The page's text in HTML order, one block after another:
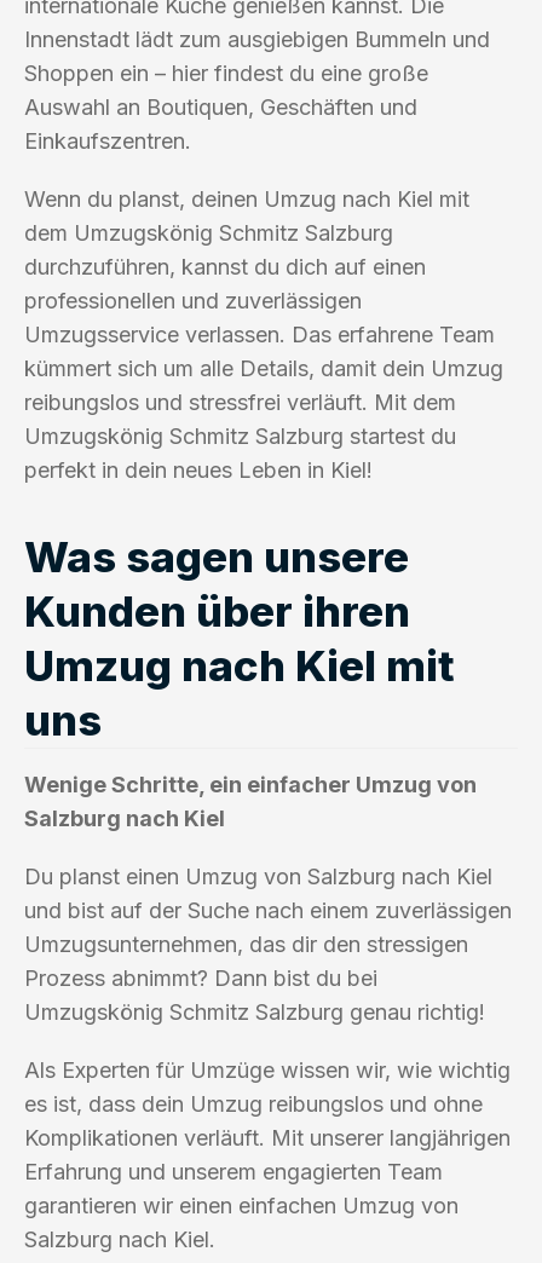
internationale Küche genießen kannst. Die
Innenstadt lädt zum ausgiebigen Bummeln und
Shoppen ein – hier findest du eine große
Auswahl an Boutiquen, Geschäften und
Einkaufszentren.
Wenn du planst, deinen Umzug nach Kiel mit
dem Umzugskönig Schmitz Salzburg
durchzuführen, kannst du dich auf einen
professionellen und zuverlässigen
Umzugsservice verlassen. Das erfahrene Team
kümmert sich um alle Details, damit dein Umzug
reibungslos und stressfrei verläuft. Mit dem
Umzugskönig Schmitz Salzburg startest du
perfekt in dein neues Leben in Kiel!
Was sagen unsere
Kunden über ihren
Umzug nach Kiel mit
uns
Wenige Schritte, ein einfacher Umzug von
Salzburg nach Kiel
Du planst einen Umzug von Salzburg nach Kiel
und bist auf der Suche nach einem zuverlässigen
Umzugsunternehmen, das dir den stressigen
Prozess abnimmt? Dann bist du bei
Umzugskönig Schmitz Salzburg genau richtig!
Als Experten für Umzüge wissen wir, wie wichtig
es ist, dass dein Umzug reibungslos und ohne
Komplikationen verläuft. Mit unserer langjährigen
Erfahrung und unserem engagierten Team
garantieren wir einen einfachen Umzug von
Salzburg nach Kiel.